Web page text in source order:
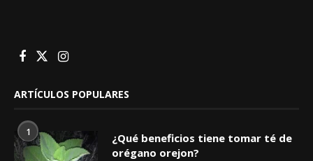
ARTÍCULOS POPULARES
1
¿Qué beneficios tiene tomar té de
orégano orejon?